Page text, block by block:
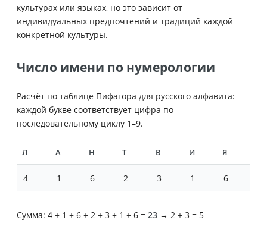
культурах или языках, но это зависит от
индивидуальных предпочтений и традиций каждой
конкретной культуры.
Число имени по нумерологии
Расчёт по таблице Пифагора для русского алфавита:
каждой букве соответствует цифра по
последовательному циклу 1–9.
Л А Н Т В И Я
4 1 6 2 3 1 6
Сумма: 4 + 1 + 6 + 2 + 3 + 1 + 6 = 23 → 2 + 3 = 5